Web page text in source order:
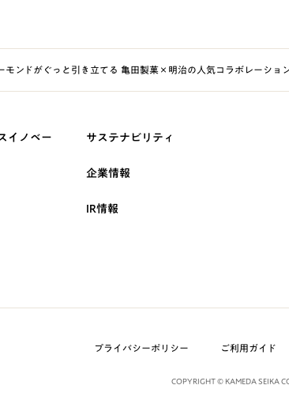
モンドがぐっと引き立てる 亀田製菓×明治の人気コラボレーショ
イノベー
サステナビリティ
企業情報
IR情報
プライバシーポリシー ご利用ガイド
COPYRIGHT © KAMEDA SEIKA